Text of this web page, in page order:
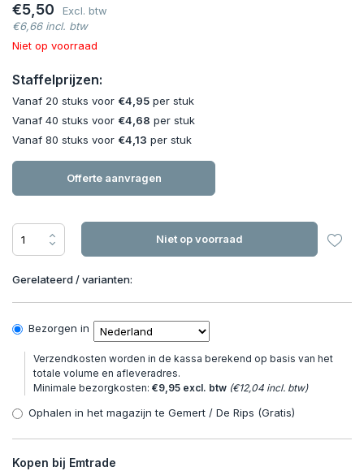
€5,50
Excl. btw
€6,66 incl. btw
Niet op voorraad
Staffelprijzen:
Vanaf 20 stuks voor €4,95 per stuk
Vanaf 40 stuks voor €4,68 per stuk
Vanaf 80 stuks voor €4,13 per stuk
Offerte aanvragen
Niet op voorraad
Gerelateerd / varianten:
Bezorgen in
Verzendkosten worden in de kassa berekend op basis van het
totale volume en afleveradres.
Minimale bezorgkosten: €9,95 excl. btw (€12,04 incl. btw)
Ophalen in het magazijn te Gemert / De Rips (Gratis)
Kopen bij Emtrade